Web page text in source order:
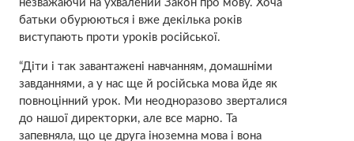
незважаючи на ухвалений Закон про мову. Хоча
батьки обурюються і вже декілька років
виступають проти уроків російської.
“Діти і так завантажені навчанням, домашніми
завданнями, а у нас ще й російська мова йде як
повноцінний урок. Ми неодноразово зверталися
до нашої директорки, але все марно. Та
запевняла, що це друга іноземна мова і вона